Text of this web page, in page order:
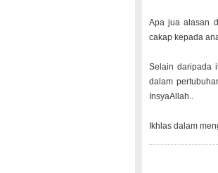
Apa jua alasan
cakap kepada
Selain daripada
dalam
InsyaAllah..
Ikhlas dalam